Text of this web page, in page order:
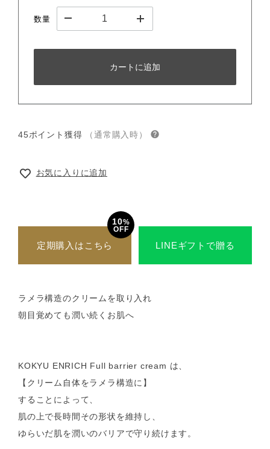
数量
カートに追加
45ポイント獲得 （通常購入時）
お気に入りに追加
10%
OFF
定期購入はこちら LINEギフトで贈る
ラメラ構造のクリームを取り入れ
朝目覚めても潤い続くお肌へ
KOKYU ENRICH Full barrier cream は、
【クリーム自体をラメラ構造に】
することによって、
肌の上で長時間その形状を維持し、
ゆらいだ肌を潤いのバリアで守り続けます。